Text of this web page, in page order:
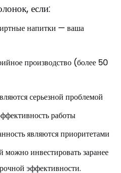
если:
напитки — ваша
производство (более 50
серьезной проблемой
работы
являются приоритетами
можно инвестировать заранее
эффективности.